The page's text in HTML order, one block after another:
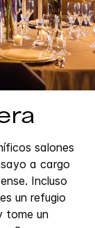
salones
a cargo
Incluso
un refugio
tome un